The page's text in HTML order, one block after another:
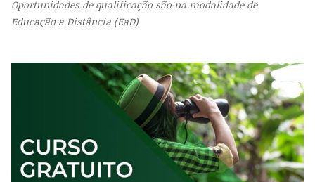
Oportunidades de qualificação são na modalidade de
Educação a Distância (EaD)